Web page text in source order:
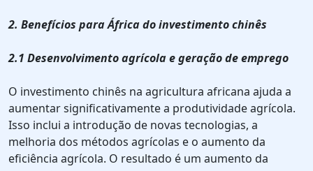
2. Benefícios para África do investimento chinês
2.1 Desenvolvimento agrícola e geração de emprego
O investimento chinês na agricultura africana ajuda a
aumentar significativamente a produtividade agrícola.
Isso inclui a introdução de novas tecnologias, a
melhoria dos métodos agrícolas e o aumento da
eficiência agrícola. O resultado é um aumento da